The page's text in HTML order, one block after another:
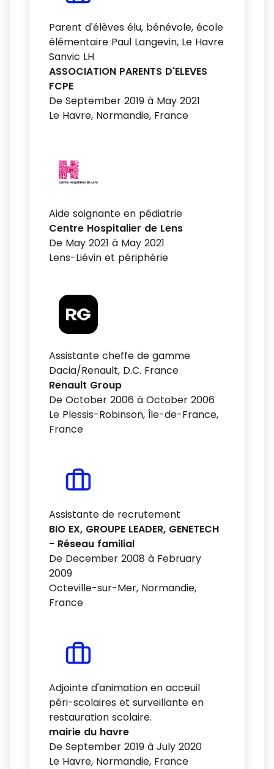
Parent d'élèves élu, bénévole, école
élémentaire Paul Langevin, Le Havre
Sanvic LH
ASSOCIATION PARENTS D'ELEVES
FCPE
De September 2019 à May 2021
Le Havre, Normandie, France
Aide soignante en pédiatrie
Centre Hospitalier de Lens
De May 2021 à May 2021
Lens-Liévin et périphérie
Assistante cheffe de gamme
Dacia/Renault, D.C. France
Renault Group
De October 2006 à October 2006
Le Plessis-Robinson, Île-de-France,
France
Assistante de recrutement
BIO EX, GROUPE LEADER, GENETECH
- Réseau familial
De December 2008 à February
2009
Octeville-sur-Mer, Normandie,
France
Adjointe d'animation en acceuil
péri-scolaires et surveillante en
restauration scolaire.
mairie du havre
De September 2019 à July 2020
Le Havre, Normandie, France